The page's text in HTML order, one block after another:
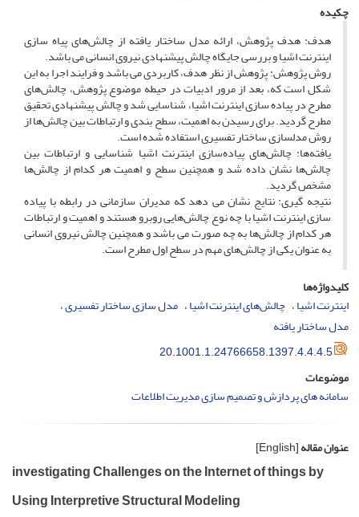
چکیده
هدف: هدف پژوهش، ارائه مدل ساختار یافته از چالش‌های پیاه سازی
اینترنت اشیا و بررسی جایگاه چالش پیشنهادی نیروی انسانی می باشد.
روش پژوهش: پژوهش از نظر هدف، کاربردی می باشد و فرایند اجرا به این
شکل است که، بعد از مرور ادبیات در حیطه موضوع پژوهش، چالش‌های
مطرح در پیاده سازی اینترنت اشیا، شناسایی شد و چالش پیشنهادی تحقیق
مطرح گردید. برای رسیدن به اهمیت، سطح بندی و ارتباطات بین چالش‌ها از
روش مدلسازی ساختار تفسیری استفاده شده است.
یافته‌ها: چالش‌های پیاده‌سازی اینترنت اشیا شناسایی و ارتباطات بین
چالش‌ها نشان داده شد و همچنین سطح و اهمیت هر کدام از چالش‌ها
مشخص گردید.
نتیجه گیری: نتایج نشان می دهد که مدیران سازمانی در رابطه با پیاده
سازی اینترنت اشیا با چه نوع چالش‌هایی روبرو هستند و اهمیت و ارتباطات
هر کدام از چالش‌ها به چه صورت می باشد و همچنین چالش نیروی انسانی
به عنوان یکی از چالش‌های مهم در سطح اول مطرح است.
کلیدواژه‌ها
اینترنت اشیا چالش‌های اینترنت اشیا مدل سازی ساختار تفسیری
مدل ساختار یافته
20.1001.1.24766658.1397.4.4.4.5
موضوعات
سامانه های پردازش و تصمیم سازی مدیریت اطلاعات
عنوان مقاله[English]
investigating Challenges on the Internet of things by
Using Interpretive Structural Modeling